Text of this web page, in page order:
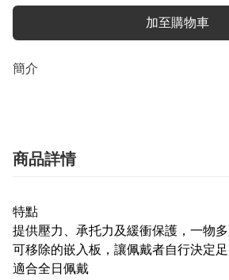
加至購物車
簡介
商品詳情
特點
提供壓力、承托力及緩衝保護，一物多
可移除的嵌入板，讓佩戴者自行決定
適合全日佩戴